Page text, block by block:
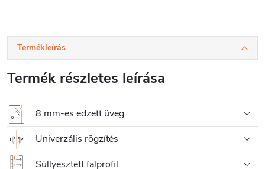
Termékleírás
Termék részletes leírása
8 mm-es edzett üveg
Univerzális rögzítés
Süllyesztett falprofil